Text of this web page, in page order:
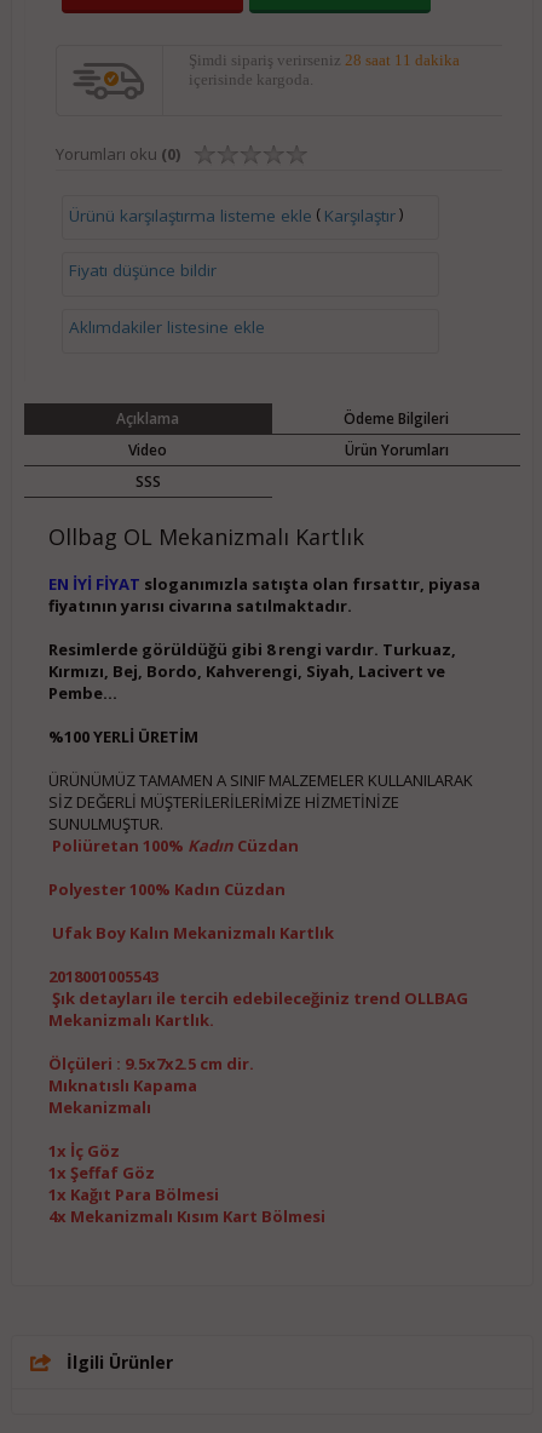
Şimdi sipariş verirseniz 28 saat 11 dakika
içerisinde kargoda.
Yorumları oku (0)
Ürünü karşılaştırma listeme ekle ( Karşılaştır)
Fiyatı düşünce bildir
Aklımdakiler listesine ekle
Açıklama
Ödeme Bilgileri
Video
Ürün Yorumları
SSS
Ollbag OL Mekanizmalı Kartlık
EN İYİ FİYAT sloganımızla satışta olan fırsattır, piyasa
fiyatının yarısı civarına satılmaktadır.
Resimlerde görüldüğü gibi 8 rengi vardır. Turkuaz,
Kırmızı, Bej, Bordo, Kahverengi, Siyah, Lacivert ve
Pembe...
%100 YERLİ ÜRETİM
ÜRÜNÜMÜZ TAMAMEN A SINIF MALZEMELER KULLANILARAK
SİZ DEĞERLİ MÜŞTERİLERİLERİMİZE HİZMETİNİZE
SUNULMUŞTUR.
Poliüretan 100% KadınCüzdan
Polyester 100% Kadın Cüzdan
Ufak Boy Kalın Mekanizmalı Kartlık
2018001005543
Şık detayları ile tercih edebileceğiniz trend OLLBAG
Mekanizmalı Kartlık.
Ölçüleri : 9.5x7x2.5 cm dir.
Mıknatıslı Kapama
Mekanizmalı
1x İç Göz
1x Şeffaf Göz
1x Kağıt Para Bölmesi
4x Mekanizmalı Kısım Kart Bölmesi
İlgili Ürünler